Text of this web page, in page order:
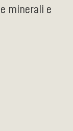
minerali e